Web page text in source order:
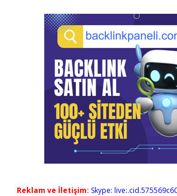
Reklam ve İletişim: Skype: